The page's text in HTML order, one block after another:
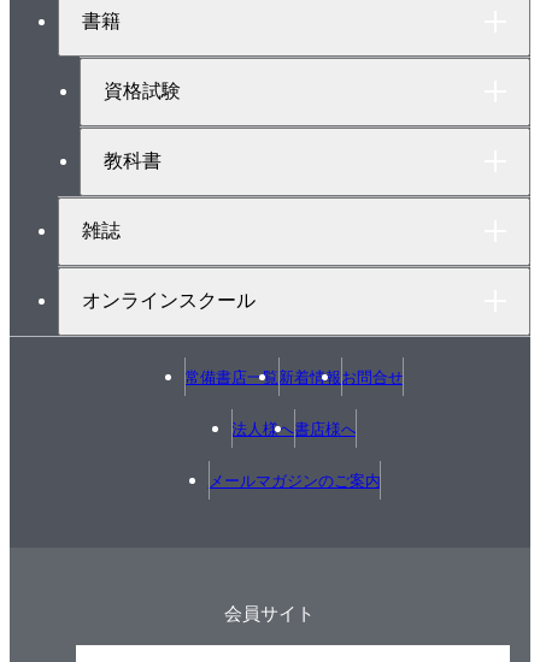
書籍
資格試験
教科書
雑誌
オンラインスクール
常備書店一覧新着情報お問合せ
法人様へ書店様へ
メールマガジンのご案内
会員サイト